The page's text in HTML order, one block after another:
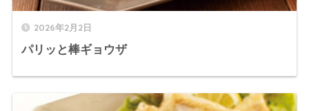
2026年2月2日
パリッと棒ギョウザ